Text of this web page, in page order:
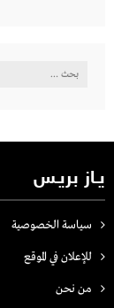
البحث
يـاز بريـس
سياسة الخصوصية
للإعلان في الموقع
من نحن